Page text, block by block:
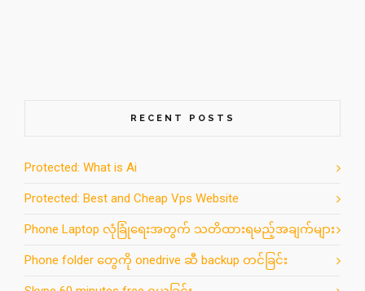
RECENT POSTS
Protected: What is Ai
Protected: Best and Cheap Vps Website
Phone Laptop လုံခြုံရေးအတွက် သတိထားရမည့်အချက်များ
Phone folder တွေကို onedrive ဆီ backup တင်ခြင်း